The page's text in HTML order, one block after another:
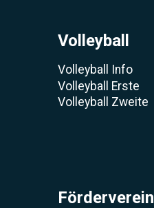
Volleyball
Volleyball Info
Volleyball Erste
Volleyball Zweite
Förderverein